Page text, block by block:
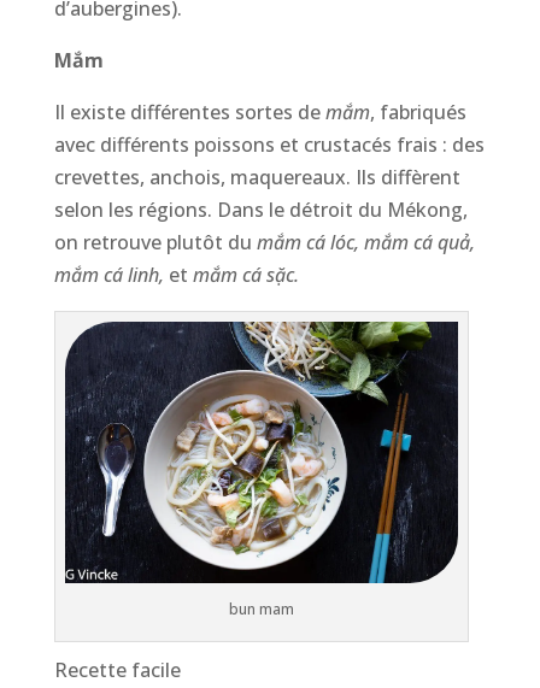
d’aubergines).
Mắm
Il existe différentes sortes demắm, fabriqués
avec différents poissons et crustacés frais : des
crevettes, anchois, maquereaux. Ils diffèrent
selon les régions. Dans le détroit du Mékong,
on retrouve plutôt du mắm cá lóc, mắm cá quả,
mắm cá linh, et mắm cá sặc.
bun mam
Recette facile